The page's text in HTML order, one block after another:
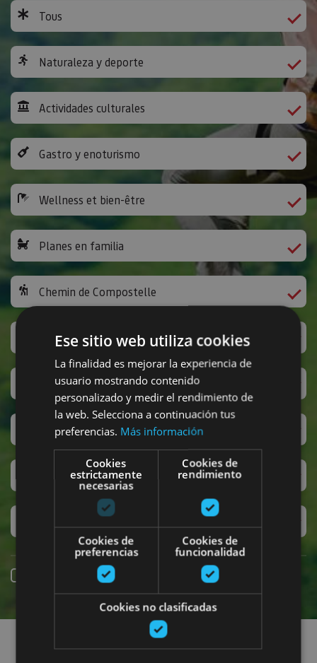
Tous
Naturaleza y deporte
Actividades culturales
Gastro y enoturismo
Wellness et bien-être
Planes en familia
Chemin de Compostelle
Activités ludiques et autres
San Fermin
Accesibilidad
Turismo regenerativo
Experiencias exclusivas
Réservation en ligne
Recherchez des sorties
Ese sitio web utiliza cookies
La finalidad es mejorar la experiencia de
usuario mostrando contenido
personalizado y medir el rendimiento de
la web. Selecciona a continuación tus
preferencias. Más información
Cookies
estrictamente
necesarias
Cookies de
rendimiento
Cookies de
preferencias
Cookies de
funcionalidad
Cookies no clasificadas